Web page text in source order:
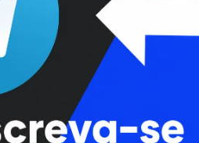
Colunas
Colaboradores
Cursos